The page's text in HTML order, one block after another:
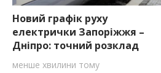
Новий графік руху
електрички Запоріжжя –
Дніпро: точний розклад
менше хвилини тому